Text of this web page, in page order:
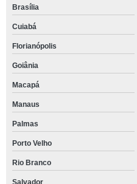
Brasília
Cuiabá
Florianópolis
Goiânia
Macapá
Manaus
Palmas
Porto Velho
Rio Branco
Salvador